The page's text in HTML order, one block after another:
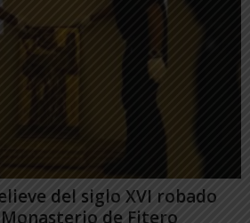
del siglo XVI robado
Monasterio de Fitero